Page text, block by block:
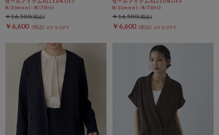
セールアイテムALL10%OFF
8/3(mon)~8/7(fri)
￥6,600 60％OFF
￥16,500
セールアイテムALL10%OFF
8/3(mon)~8/7(fri)
￥6,600 60％OFF
￥16,500